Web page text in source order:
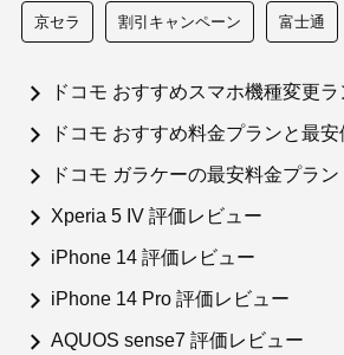
京セラ 割引キャンペーン 富士通
ドコモ おすすめスマホ機種変更
ドコモ おすすめ料金プランと最
ドコモ ガラケーの最安料金プラン
Xperia 5 IV 評価レビュー
iPhone 14 評価レビュー
iPhone 14 Pro 評価レビュー
AQUOS sense7 評価レビュー